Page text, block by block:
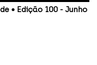
• Edição 100 - Junho